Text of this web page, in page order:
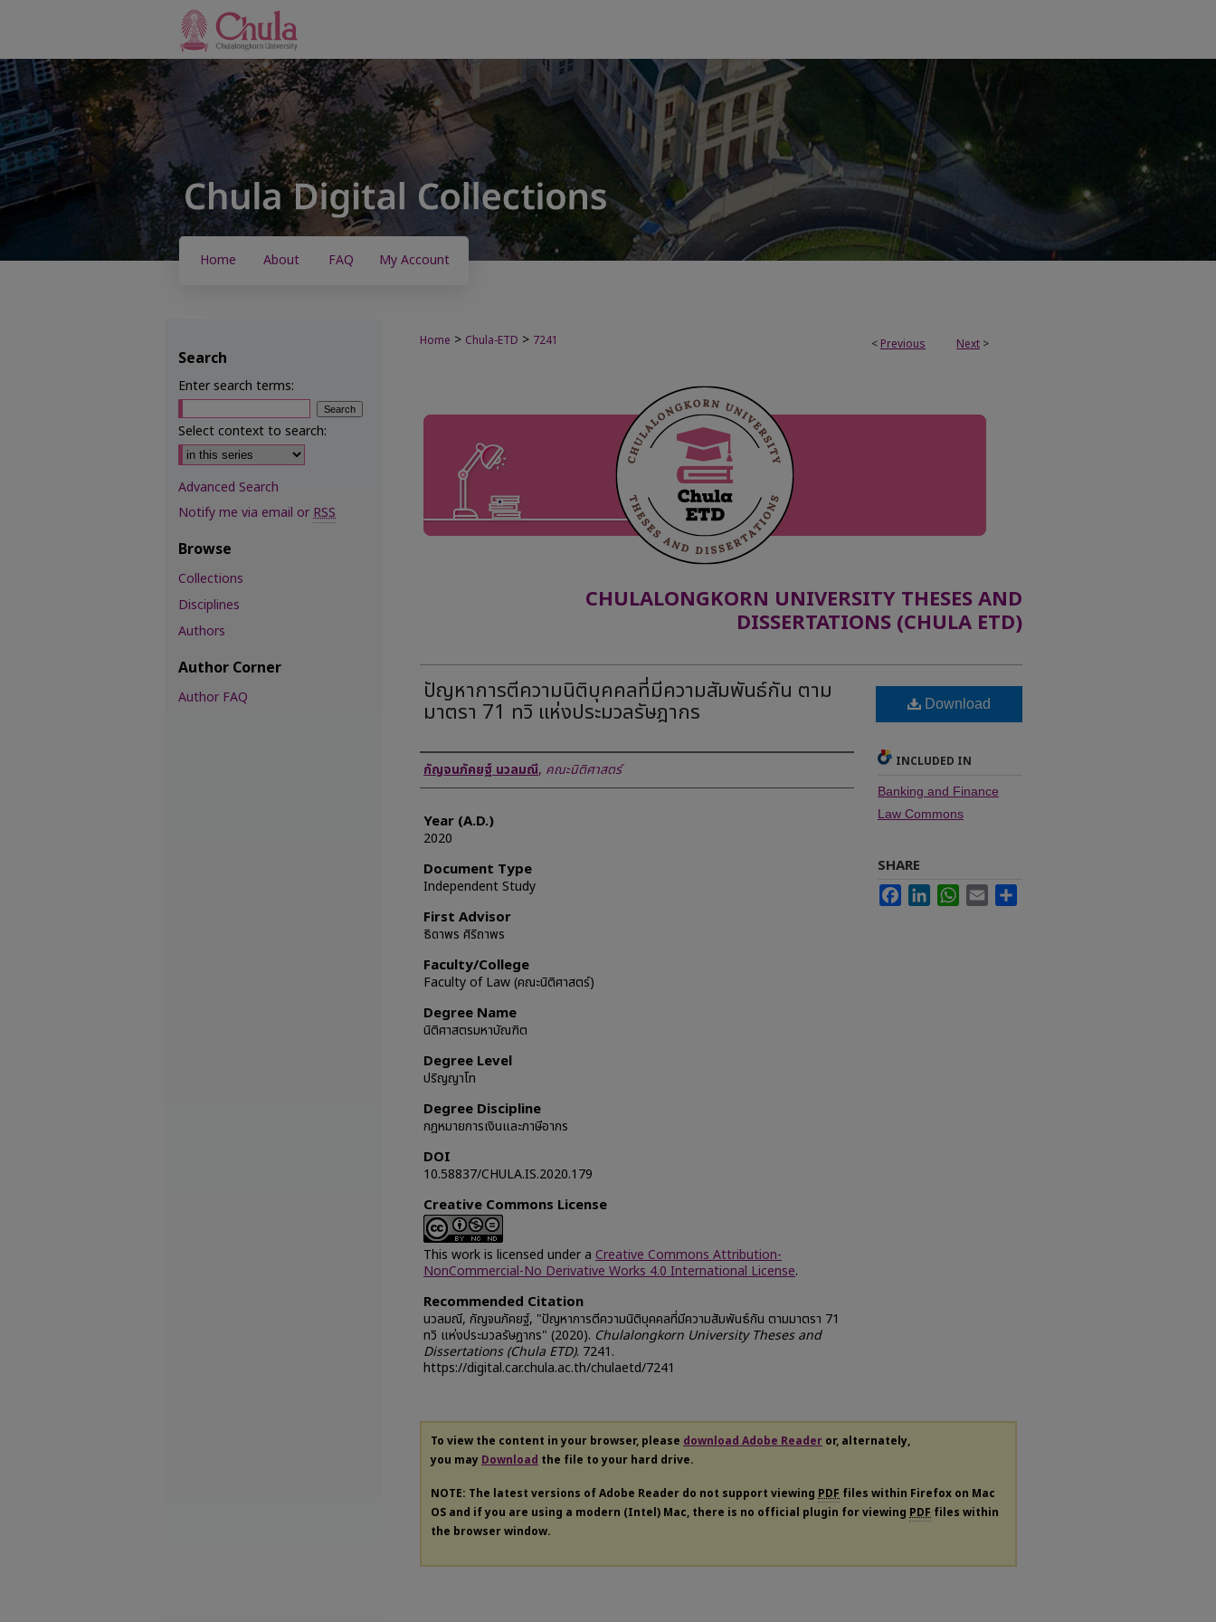
Home About FAQ My Account
< Previous Next >
Home > Chula-ETD > 7241
CHULALONGKORN UNIVERSITY THESES AND
DISSERTATIONS (CHULA ETD)
ปัญหาการตีความนิติบุคคลที่มีความสัมพันธ์กัน ตาม
มาตรา 71 ทวิ แห่งประมวลรัษฎากร
Author
กัญจนภัคยฐ์ นวลมณี, คณะนิติศาสตร์
Year (A.D.)
2020
Document Type
Independent Study
First Advisor
ธิดาพร ศิริถาพร
Faculty/College
Faculty of Law (คณะนิติศาสตร์)
Degree Name
นิติศาสตรมหาบัณฑิต
Degree Level
ปริญญาโท
Degree Discipline
กฎหมายการเงินและภาษีอากร
DOI
10.58837/CHULA.IS.2020.179
Creative Commons License
This work is licensed under a Creative Commons Attribution-
NonCommercial-No Derivative Works 4.0 International License.
Recommended Citation
นวลมณี, กัญจนภัคยฐ์, "ปัญหาการตีความนิติบุคคลที่มีความสัมพันธ์กัน ตามมาตรา 71
ทวิ แห่งประมวลรัษฎากร" (2020). Chulalongkorn University Theses and
Dissertations (Chula ETD). 7241.
https://digital.car.chula.ac.th/chulaetd/7241
Download
INCLUDED IN
Banking and Finance
Law Commons
SHARE
FacebookLinkedInWhatsApp
Email
To view the content in your browser, please download Adobe Reader or, alternately,
you may Download the file to your hard drive.
NOTE: The latest versions of Adobe Reader do not support viewing PDF files within Firefox on Mac
OS and if you are using a modern (Intel) Mac, there is no official plugin for viewing PDF files within
the browser window.
Search
Enter search terms:
Select context to search:
Advanced Search
Notify me via email or RSS
Browse
Collections
Disciplines
Authors
Author Corner
Author FAQ